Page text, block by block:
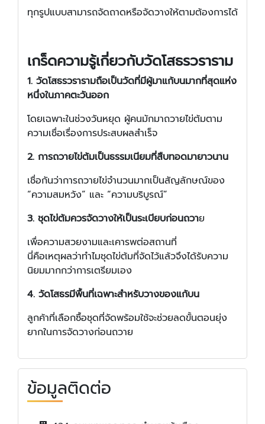
ทุกรูปแบบสามารถจัดถาดหรือจัดวางให้ตามต้องการได้
เกร็ดความรู้เกี่ยวกับวัดโสธรวราราม
1. วัดโสธรวรารามถือเป็นวัดที่มีผู้มาแก้บนมากที่สุดแห่ง
หนึ่งในภาคตะวันออก
โดยเฉพาะในช่วงวันหยุด ผู้คนมักมาถวายไข่ต้มตาม
ความเชื่อเรื่องการประสบผลสำเร็จ
2. การถวายไข่ต้มเป็นธรรมเนียมที่สืบทอดมายาวนาน
เชื่อกันว่าการถวายไข่จำนวนมากเป็นสัญลักษณ์ของ
“ความสมหวัง” และ “ความบริบูรณ์”
3. ชุดไข่ต้มควรจัดวางให้เป็นระเบียบก่อนถวาย
เพื่อความสวยงามและเคารพต่อสถานที่
นี่คือเหตุผลว่าทำไมชุดไข่ต้มที่จัดไว้แล้วจึงได้รับความ
นิยมมากกว่าการเตรียมเอง
4. วัดโสธรมีพื้นที่เฉพาะสำหรับวางของแก้บน
ลูกค้าที่เลือกซื้อชุดที่จัดพร้อมใช้จะช่วยลดขั้นตอนยุ่ง
ยากในการจัดวางก่อนถวาย
ข้อมูลติดต่อ